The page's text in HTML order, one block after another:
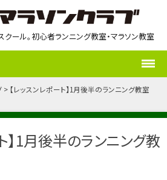
ール。初心者ランニング教室・マラソン教室
【レッスンレポート】1月後半のランニング教室
】1月後半のランニング教